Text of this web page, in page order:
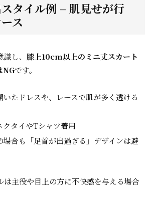
タイル例 – 肌見せが行
ス
し、 膝上10cm以上のミニ丈スカート
NGです。
いたドレスや、レースで肌が多く透ける
クタイやTシャツ着用
場合も「足首が出過ぎる」デザインは避
は主役や目上の方に不快感を与える場合